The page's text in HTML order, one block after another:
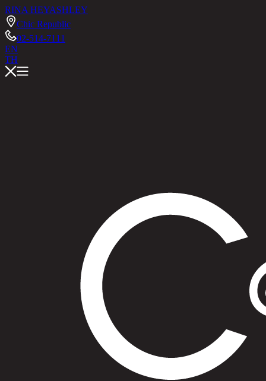
RINA HEYASHLEY
Chic Republic
02-514-7111
EN
TH